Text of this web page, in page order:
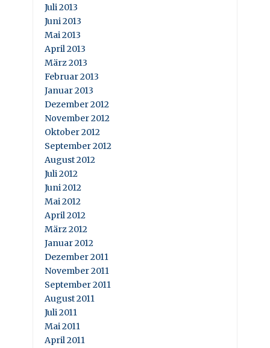
Juli 2013
Juni 2013
Mai 2013
April 2013
März 2013
Februar 2013
Januar 2013
Dezember 2012
November 2012
Oktober 2012
September 2012
August 2012
Juli 2012
Juni 2012
Mai 2012
April 2012
März 2012
Januar 2012
Dezember 2011
November 2011
September 2011
August 2011
Juli 2011
Mai 2011
April 2011